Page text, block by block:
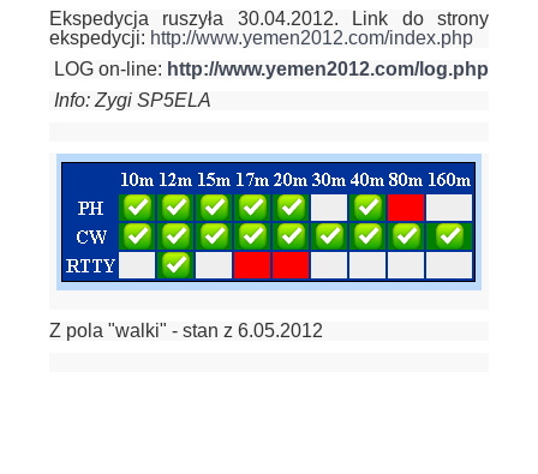
Ekspedycja ruszyła 30.04.2012. Link do strony
ekspedycji: http://www.yemen2012.com/index.php
LOG on-line: http://www.yemen2012.com/log.php
Info: Zygi SP5ELA
Z pola "walki" - stan z 6.05.2012